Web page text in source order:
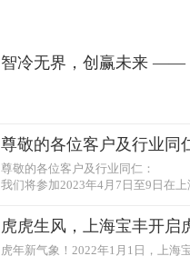
智冷无界，创赢未来 ——
尊敬的各位客户及行业同
尊敬的各位客户及行业同仁：
我们将参加2023年4月7日至9日在
虎虎生风，上海宝丰开启
虎年新气象！2022年1月1日，上海